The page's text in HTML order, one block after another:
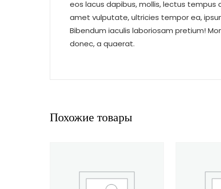
eos lacus dapibus, mollis, lectus tempus
amet vulputate, ultricies tempor ea,
Bibendum iaculis laboriosam pretium!
donec, a quaerat.
Похожие товары